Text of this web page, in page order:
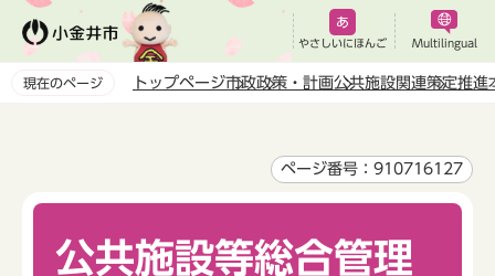
ペ
やさしいにほんご Multilingual
現在のページ トップページ市政政策・計画公共施設関連策定推進
ページ番号：910716127
公共施設等総合管理